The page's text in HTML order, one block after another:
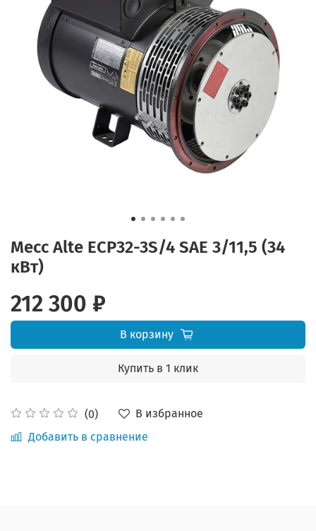
Mecc Alte ECP32-3S/4 SAE 3/11,5 (34
кВт)
(0)
В избранное
Добавить в сравнение
212 300 ₽
В корзину
Купить в 1 клик